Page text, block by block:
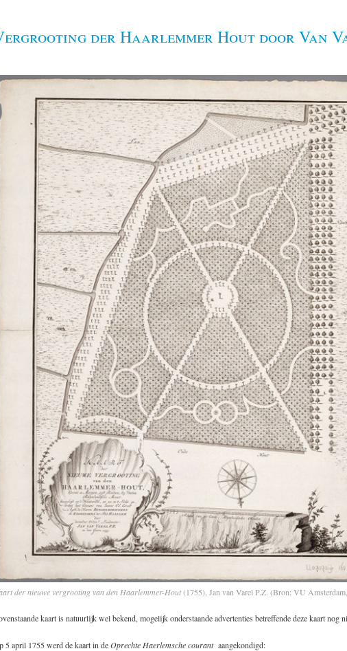
der Haarlemmer Hout door Van
der nieuwe vergrooting van den Haarlemmer-Hout(1755), Jan van Varel P.Z. (Bron: VU
kaart is natuurlijk wel bekend, mogelijk onderstaande advertenties betreffende deze kaart nog
5 april 1755 werd de kaart in deOprechte Haerlemsche courant aangekondigd: